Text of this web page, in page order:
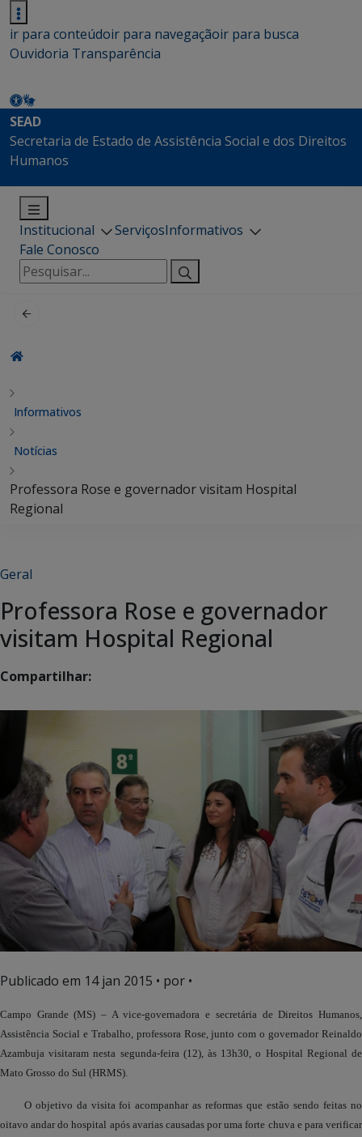
ir para conteúdoir para navegaçãoir para busca
Ouvidoria Transparência
SEAD
Secretaria de Estado de Assistência Social e dos Direitos
Humanos
Institucional ServiçosInformativos
Fale Conosco
Pesquisar
por:
Informativos
Notícias
Professora Rose e governador visitam Hospital
Regional
Geral
Professora Rose e governador
visitam Hospital Regional
Compartilhar:
Publicado em 14 jan 2015 • por •
Campo Grande (MS) – A vice-governadora e secretária de Direitos Humanos,
Assistência Social e Trabalho, professora Rose, junto com o governador Reinaldo
Azambuja visitaram nesta segunda-feira (12), às 13h30, o Hospital Regional de
Mato Grosso do Sul (HRMS).
O objetivo da visita foi acompanhar as reformas que estão sendo feitas no
oitavo andar do hospital após avarias causadas por uma forte chuva e para verificar